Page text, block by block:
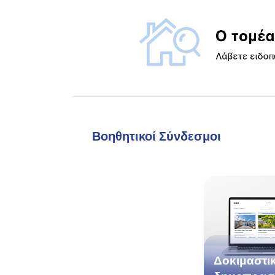
Βοηθητικοί Σύνδεσμοι